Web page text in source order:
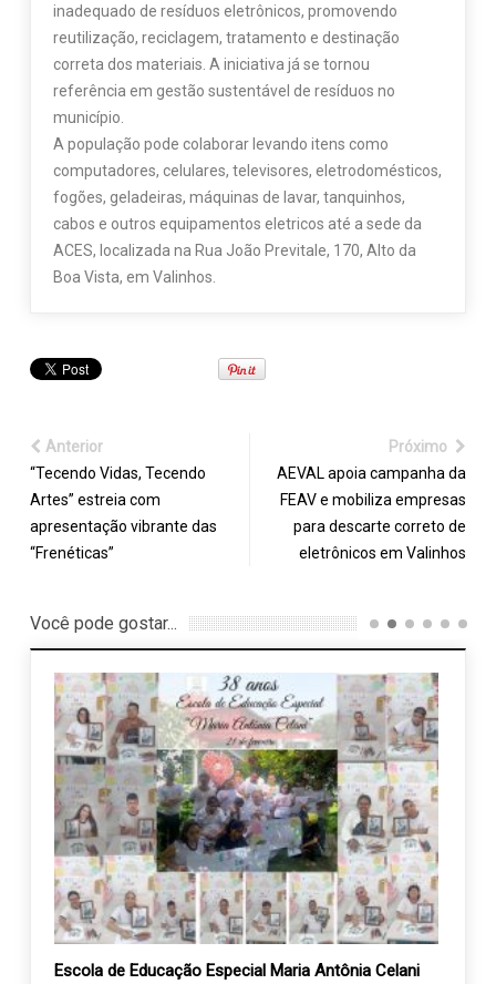
inadequado de resíduos eletrônicos, promovendo
reutilização, reciclagem, tratamento e destinação
correta dos materiais. A iniciativa já se tornou
referência em gestão sustentável de resíduos no
município.
A população pode colaborar levando itens como
computadores, celulares, televisores, eletrodomésticos,
fogões, geladeiras, máquinas de lavar, tanquinhos,
cabos e outros equipamentos eletricos até a sede da
ACES, localizada na Rua João Previtale, 170, Alto da
Boa Vista, em Valinhos.
Anterior
“Tecendo Vidas, Tecendo
Artes” estreia com
apresentação vibrante das
“Frenéticas”
Próximo
AEVAL apoia campanha da
FEAV e mobiliza empresas
para descarte correto de
eletrônicos em Valinhos
Você pode gostar...
Escola de Educação Especial Maria Antônia Celani